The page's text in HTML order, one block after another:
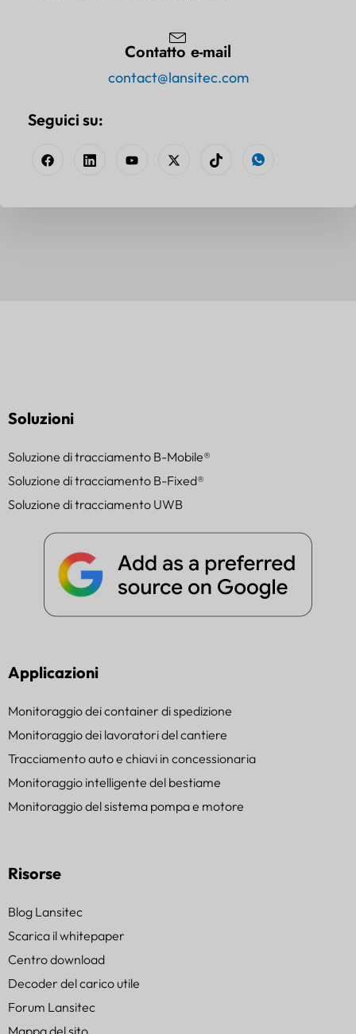
Contatto e-mail
contact@lansitec.com
Seguici su:
Soluzioni
Soluzione di tracciamento B-Mobile®
Soluzione di tracciamento B-Fixed®
Soluzione di tracciamento UWB
Applicazioni
Monitoraggio dei container di spedizione
Monitoraggio dei lavoratori del cantiere
Tracciamento auto e chiavi in concessionaria
Monitoraggio intelligente del bestiame
Monitoraggio del sistema pompa e motore
Risorse
Blog Lansitec
Scarica il whitepaper
Centro download
Decoder del carico utile
Forum Lansitec
Mappa del sito